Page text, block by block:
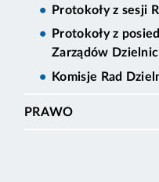
Protokoły z sesji
Protokoły z
Zarządów Dzielnic
Komisje Rad
PRAWO